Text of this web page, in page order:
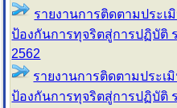
รายงานการติดตามประ
ป้องกันการทุจริตสู่การปฏิบัติ
2562
รายงานการติดตามประเ
ป้องกันการทุจริตสู่การปฏิบัติ